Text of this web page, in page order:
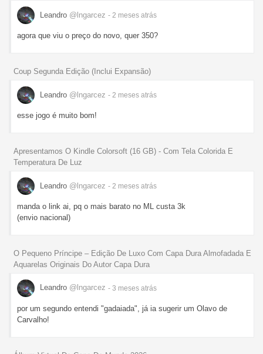
Leandro @lngarcez - 2 meses atrás
agora que viu o preço do novo, quer 350?
Coup Segunda Edição (Inclui Expansão)
Leandro @lngarcez - 2 meses atrás
esse jogo é muito bom!
Apresentamos O Kindle Colorsoft (16 GB) - Com Tela Colorida E
Temperatura De Luz
Leandro @lngarcez - 2 meses atrás
manda o link ai, pq o mais barato no ML custa 3k
(envio nacional)
O Pequeno Príncipe – Edição De Luxo Com Capa Dura Almofadada E
Aquarelas Originais Do Autor Capa Dura
Leandro @lngarcez - 3 meses atrás
por um segundo entendi "gadaiada", já ia sugerir um Olavo de
Carvalho!